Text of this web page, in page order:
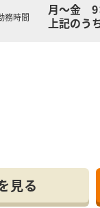
務時間
月～金 9
上記のう
見る